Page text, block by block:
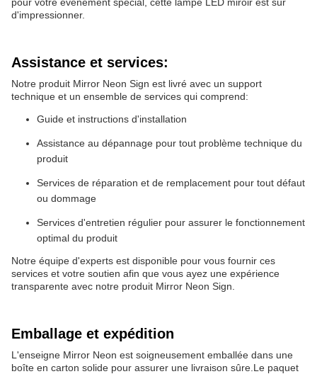
d'impressionner.
Assistance et services:
Notre produit Mirror Neon Sign est livré avec un support
technique et un ensemble de services qui comprend:
Guide et instructions d'installation
Assistance au dépannage pour tout problème technique du
produit
Services de réparation et de remplacement pour tout défaut
ou dommage
Services d'entretien régulier pour assurer le fonctionnement
optimal du produit
Notre équipe d'experts est disponible pour vous fournir ces
services et votre soutien afin que vous ayez une expérience
transparente avec notre produit Mirror Neon Sign.
Emballage et expédition
L'enseigne Mirror Neon est soigneusement emballée dans une
boîte en carton solide pour assurer une livraison sûre.Le paquet